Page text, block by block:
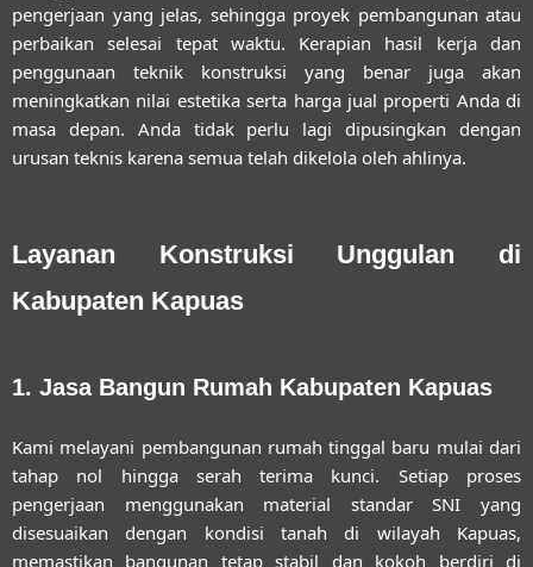
pengerjaan yang jelas, sehingga proyek pembangunan atau
perbaikan selesai tepat waktu. Kerapian hasil kerja dan
penggunaan teknik konstruksi yang benar juga akan
meningkatkan nilai estetika serta harga jual properti Anda di
masa depan. Anda tidak perlu lagi dipusingkan dengan
urusan teknis karena semua telah dikelola oleh ahlinya.
Layanan Konstruksi Unggulan di
Kabupaten Kapuas
1. Jasa Bangun Rumah Kabupaten Kapuas
Kami melayani pembangunan rumah tinggal baru mulai dari
tahap nol hingga serah terima kunci. Setiap proses
pengerjaan menggunakan material standar SNI yang
disesuaikan dengan kondisi tanah di wilayah Kapuas,
memastikan bangunan tetap stabil dan kokoh berdiri di